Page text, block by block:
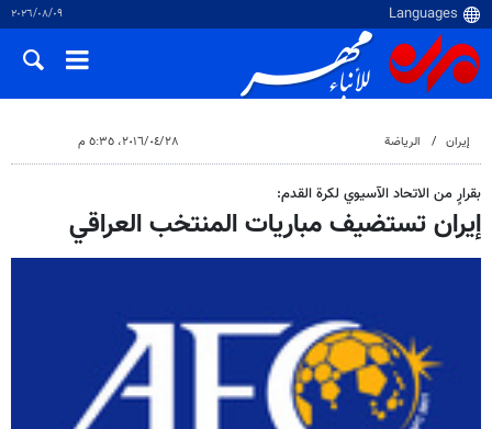
٠٩‏/٠٨‏/٢٠٢٦
إيران الرياضة ٢٨‏/٠٤‏/٢٠١٦، ٥:٣٥ م
بقرارٍ من الاتحاد الآسيوي لكرة القدم:
إيران تستضيف مباريات المنتخب العراقي